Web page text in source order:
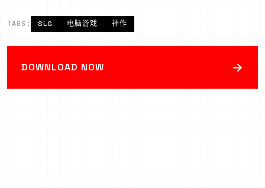
TAGS: SLG 电脑游戏 神作
DOWNLOAD NOW →